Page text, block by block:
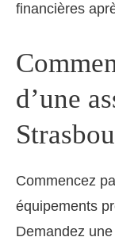
financières
d’une
Commencez
équipements
Demandez